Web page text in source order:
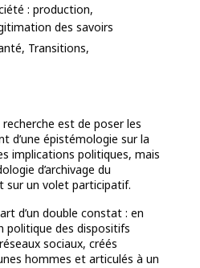
: production,
des savoirs
Transitions,
est de poser les
d’une épistémologie sur la
implications politiques, mais
d’archivage du
sur un volet participatif.
d’un double constat : en
politique des dispositifs
sociaux, créés
hommes et articulés à un